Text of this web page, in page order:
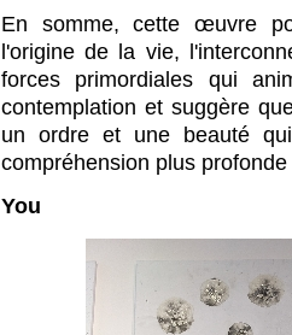
En somme, cette œuvre
l'origine de la vie,
forces primordiales qui
contemplation et suggère
un ordre et une beauté
compréhension plus
You